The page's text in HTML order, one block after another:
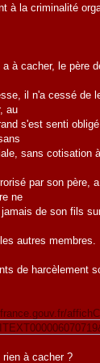
à la criminalité
à cacher, le père
il n'a cessé de
au
s'est senti
sans cotisation
par son père,
ne
de son fils
autres membres.
de harcèlement
à cacher ?